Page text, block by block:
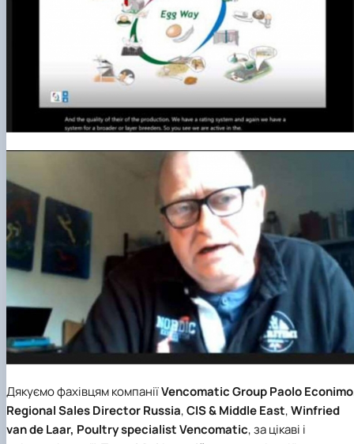
Дякуємо фахівцям компаніїVencomatic Group Paolo Econimo
Regional Sales Director Russia,CIS & Middle East,Winfried
van de Laar, Poultry specialist Vencomatic, за цікаві і